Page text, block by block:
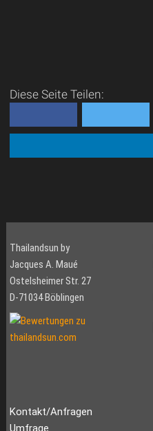
Diese Seite Teilen:
Thailandsun by
Jacques A. Maué
Ostelsheimer Str. 27
D-71034 Böblingen
Kontakt/Anfragen
Umfrage